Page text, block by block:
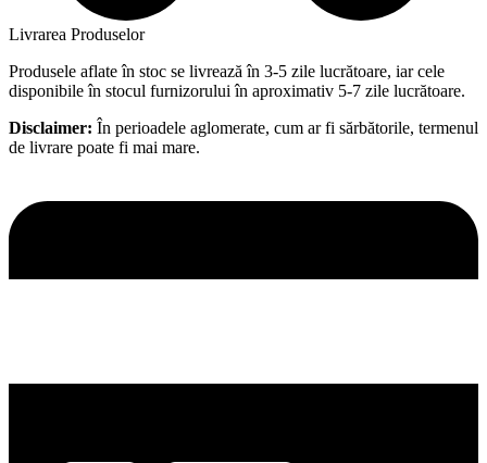
Livrarea Produselor
Produsele aflate în stoc se livrează în 3-5 zile lucrătoare, iar cele
disponibile în stocul furnizorului în aproximativ 5-7 zile lucrătoare.
Disclaimer: În perioadele aglomerate, cum ar fi sărbătorile, termenul
de livrare poate fi mai mare.